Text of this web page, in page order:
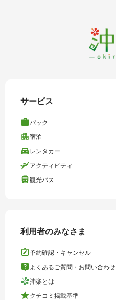
サービス
パック
宿泊
レンタカー
アクティビティ
観光バス
利用者のみなさま
予約確認・キャンセル
よくあるご質問・お問い合わせ
沖楽とは
クチコミ掲載基準